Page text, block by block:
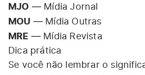
MJO — Mídia Jornal
MOU — Mídia Outras
MRE — Mídia Revista
Dica prática
Se você não lembrar o